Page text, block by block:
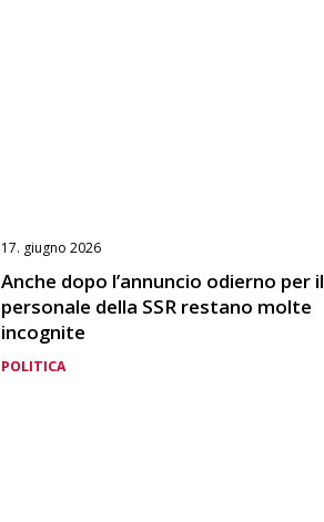
17. giugno 2026
Anche dopo l’annuncio odierno per il
personale della SSR restano molte
incognite
POLITICA